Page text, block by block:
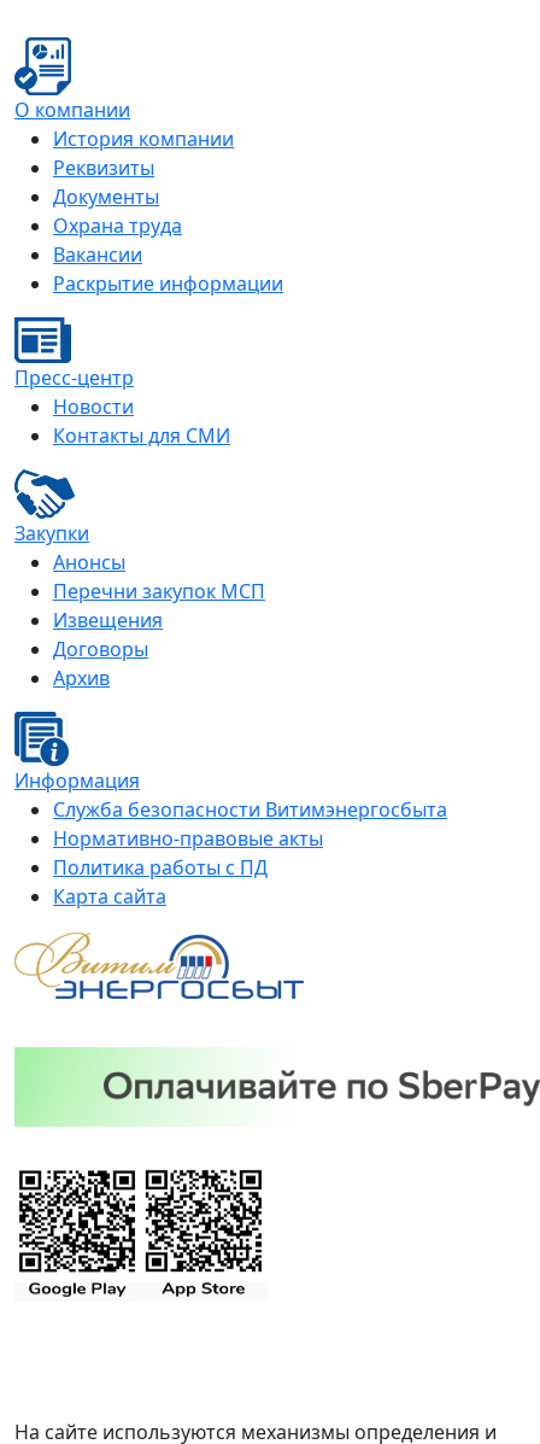
О компании
История компании
Реквизиты
Документы
Охрана труда
Вакансии
Раскрытие информации
Пресс-центр
Новости
Контакты для СМИ
Закупки
Анонсы
Перечни закупок МСП
Извещения
Договоры
Архив
Информация
Служба безопасности Витимэнергосбыта
Нормативно-правовые акты
Политика работы с ПД
Карта сайта
На сайте используются механизмы определения и